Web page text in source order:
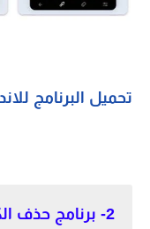
تحميل البرنامج